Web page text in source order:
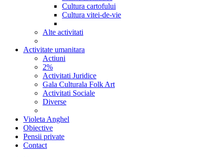
Cultura cartofului
Cultura vitei-de-vie
Alte activitati
Activitate umanitara
Actiuni
2%
Activitati Juridice
Gala Culturala Folk Art
Activitati Sociale
Diverse
Violeta Anghel
Obiective
Pensii private
Contact